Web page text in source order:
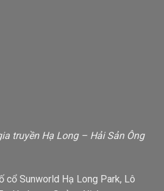
truyền Hạ Long – Hải Sản Ông
cổ Sunworld Hạ Long Park, Lô